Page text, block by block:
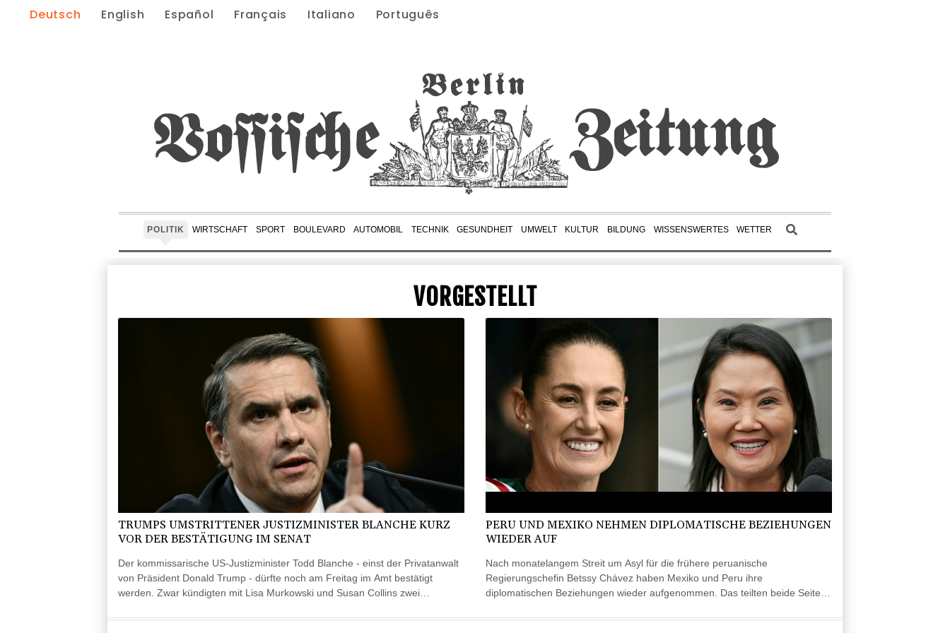
Deutsch English Español Français Italiano Português
POLITIK WIRTSCHAFT SPORT BOULEVARD AUTOMOBIL TECHNIK GESUNDHEIT UMWELT KULTUR BILDUNG WISSENSWERTES WETTER
VORGESTELLT
TRUMPS UMSTRITTENER JUSTIZMINISTER BLANCHE KURZ
VOR DER BESTÄTIGUNG IM SENAT
Der kommissarische US-Justizminister Todd Blanche - einst der Privatanwalt
von Präsident Donald Trump - dürfte noch am Freitag im Amt bestätigt
werden. Zwar kündigten mit Lisa Murkowski und Susan Collins zwei
Personalie stimmen zu wollen. Der bislang zögerliche Republikaner Bill
PERU UND MEXIKO NEHMEN DIPLOMATISCHE BEZIEHUNGEN
WIEDER AUF
Nach monatelangem Streit um Asyl für die frühere peruanische
Regierungschefin Betssy Chávez haben Mexiko und Peru ihre
diplomatischen Beziehungen wieder aufgenommen. Das teilten beide Seiten
dürfen und befinde sich auf dem Weg nach Mexiko, sagte die mexikanische